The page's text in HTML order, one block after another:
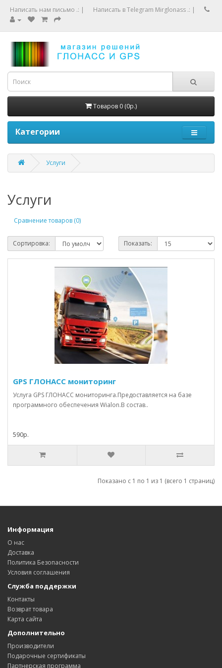
Написать нам письмо .: | Написать в Telegram Mirglonass .: |
Товаров 0 (0р.)
Категории
Услуги
Услуги
Сравнение товаров (0)
Сортировка: Показать:
GPS ГЛОНАСС мониторинг
Услуга GPS ГЛОНАСС мониторинга.Предоставляется на базе
программного обеспечения Wialon.В состав..
590р.
Показано с 1 по 1 из 1 (всего 1 страниц)
Информация
О нас
Доставка
Политика Безопасности
Условия соглашения
Служба поддержки
Контакты
Возврат товара
Карта сайта
Дополнительно
Производители
Подарочные сертификаты
Партнерская программа